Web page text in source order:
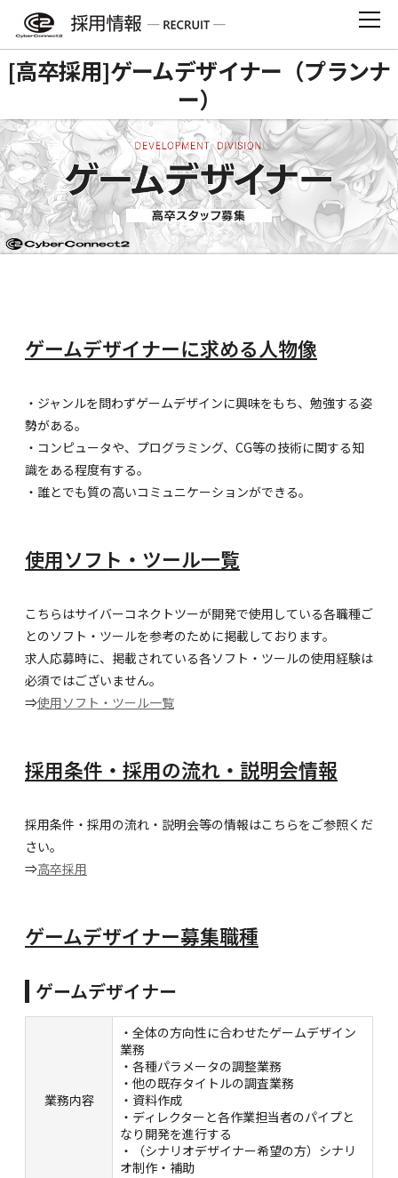
content
[高卒採用]ゲームデザイナー（プランナ
ー）
ゲームデザイナーに求める人物像
・ジャンルを問わずゲームデザインに興味をもち、勉強する姿
勢がある。
・コンピュータや、プログラミング、CG等の技術に関する知
識をある程度有する。
・誰とでも質の高いコミュニケーションができる。
使用ソフト・ツール一覧
こちらはサイバーコネクトツーが開発で使用している各職種ご
とのソフト・ツールを参考のために掲載しております。
求人応募時に、掲載されている各ソフト・ツールの使用経験は
必須ではございません。
⇒使用ソフト・ツール一覧
採用条件・採用の流れ・説明会情報
採用条件・採用の流れ・説明会等の情報はこちらをご参照くだ
さい。
⇒高卒採用
ゲームデザイナー募集職種
ゲームデザイナー
業務内容
・全体の方向性に合わせたゲームデザイン
業務
・各種パラメータの調整業務
・他の既存タイトルの調査業務
・資料作成
・ディレクターと各作業担当者のパイプと
なり開発を進行する
・（シナリオデザイナー希望の方）シナリ
オ制作・補助